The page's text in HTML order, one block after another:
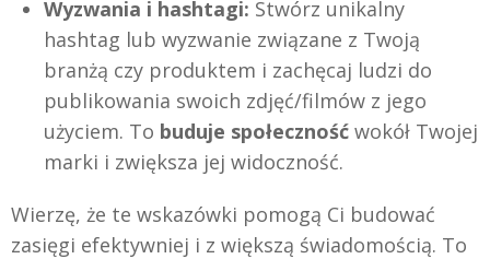
Wyzwania i hashtagi: Stwórz unikalny
hashtag lub wyzwanie związane z Twoją
branżą czy produktem i zachęcaj ludzi do
publikowania swoich zdjęć/filmów z jego
użyciem. To buduje społeczność wokół Twojej
marki i zwiększa jej widoczność.
Wierzę, że te wskazówki pomogą Ci budować
zasięgi efektywniej i z większą świadomością. To